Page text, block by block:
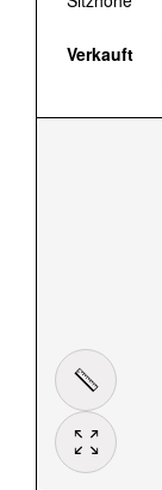
Verkauft